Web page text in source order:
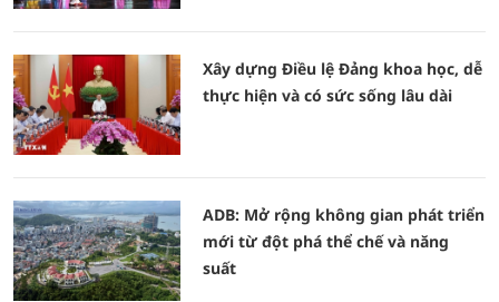
Xây dựng Điều lệ Đảng khoa học, dễ
thực hiện và có sức sống lâu dài
ADB: Mở rộng không gian phát triển
mới từ đột phá thể chế và năng
suất